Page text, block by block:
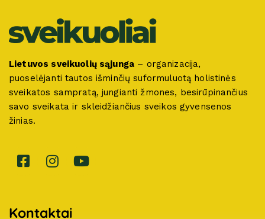
Lietuvos sveikuolių sąjunga – organizacija,
puoselėjanti tautos išminčių suformuluotą holistinės
sveikatos sampratą, jungianti žmones, besirūpinančius
savo sveikata ir skleidžiančius sveikos gyvensenos
žinias.
Kontaktai